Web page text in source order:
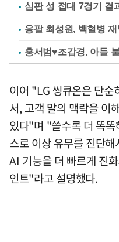
심판 성 접대 7경기
응팔 최성원, 백혈병
홍서범♥조갑경, 아들
이어 "LG 씽큐온은 단순
서, 고객 말의 맥락을 이
있다"며 "쓸수록 더 똑
스로 이상 유무를 진단
AI 기능을 더 빠르게 진
인트"라고 설명했다.